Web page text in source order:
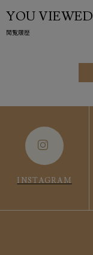
YOU VIEWED
閲覧履歴
INSTAGRAM